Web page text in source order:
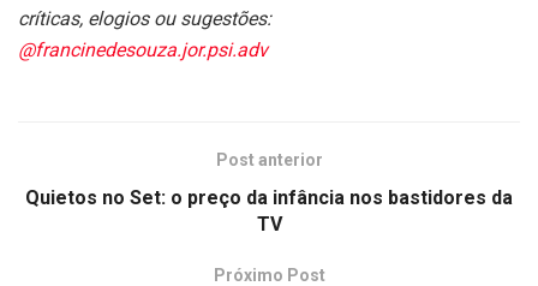
críticas, elogios ou sugestões:
@francinedesouza.jor.psi.adv
Post anterior
Quietos no Set: o preço da infância nos bastidores da
TV
Próximo Post